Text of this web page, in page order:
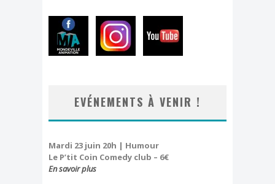
EVÉNEMENTS À VENIR !
Mardi 23 juin 20h | Humour
Le P’tit Coin Comedy club – 6€
En savoir plus